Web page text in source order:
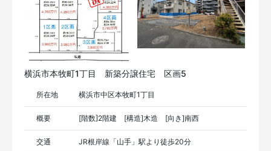
横浜市本牧町1丁目 新築分譲住宅 区画5
所在地 横浜市中区本牧町1丁目
概要 [階数]2階建 [構造]木造 [向き]南西
交通 JR根岸線「山手」駅より徒歩20分